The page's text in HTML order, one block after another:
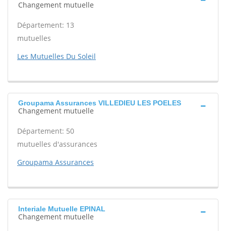
Changement mutuelle
Département: 13
mutuelles
Les Mutuelles Du Soleil
Groupama Assurances VILLEDIEU LES POELES
Changement mutuelle
Département: 50
mutuelles d'assurances
Groupama Assurances
Interiale Mutuelle EPINAL
Changement mutuelle